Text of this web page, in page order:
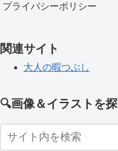
プライバシーポリシー
関連サイト
大人の暇つぶし
🔍画像＆イラストを